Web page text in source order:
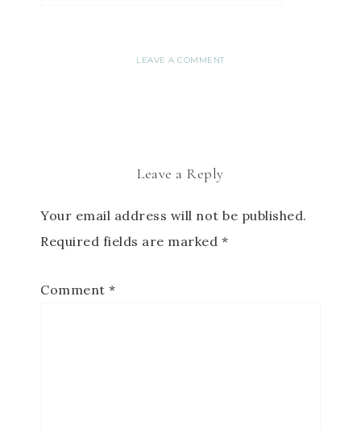
LEAVE A COMMENT
Leave a Reply
Your email address will not be published.
Required fields are marked *
Comment *